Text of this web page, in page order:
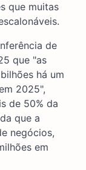
que muitas
de
que "as
há um
2025",
de 50% da
que a
negócios,
em